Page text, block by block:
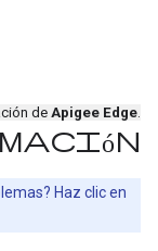
deApigee Edge.
Haz clic en